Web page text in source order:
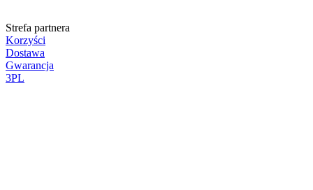
Strefa partnera
Korzyści
Dostawa
Gwarancja
3PL